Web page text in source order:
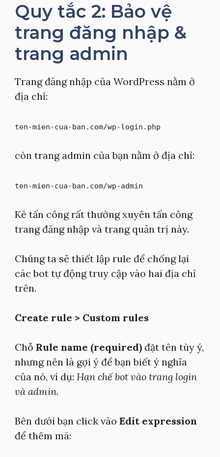
Quy tắc 2: Bảo vệ
trang đăng nhập &
trang admin
Trang đăng nhập của WordPress nằm ở
địa chỉ:
ten-mien-cua-ban.com/wp-login.php
còn trang admin của bạn nằm ở địa chỉ:
ten-mien-cua-ban.com/wp-admin
Kẻ tấn công rất thường xuyên tấn công
trang đăng nhập và trang quản trị này.
Chúng ta sẽ thiết lập rule để chống lại
các bot tự động truy cập vào hai địa chỉ
trên.
Create rule > Custom rules
Chỗ Rule name (required) đặt tên tùy ý,
nhưng nên là gợi ý để bạn biết ý nghĩa
của nó, ví dụ: Hạn chế bot vào trang login
và admin.
Bên dưới bạn click vào Edit expression
để thêm mã: